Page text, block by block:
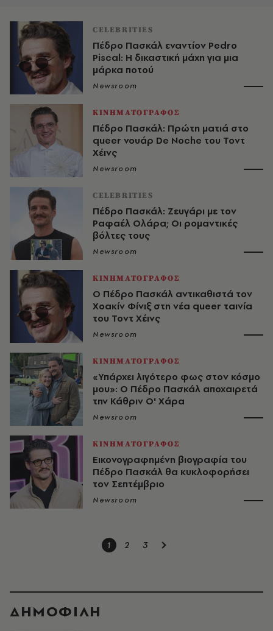
CELEBRITIES
Πέδρο Πασκάλ εναντίον Pedro
Piscal: Η δικαστική μάχη για μια
μάρκα ποτού
Newsroom
ΚΙΝΗΜΑΤΟΓΡΑΦΟΣ
Πέδρο Πασκάλ: Πρώτη ματιά στο
queer νουάρ De Noche του Τοντ
Χέινς
Newsroom
CELEBRITIES
Πέδρο Πασκάλ: Ζευγάρι με τον
Ραφαέλ Ολάρα; Οι ρομαντικές
βόλτες τους
Newsroom
ΚΙΝΗΜΑΤΟΓΡΑΦΟΣ
Ο Πέδρο Πασκάλ αντικαθιστά τον
Χοακίν Φίνιξ στη νέα queer ταινία
του Τοντ Χέινς
Newsroom
ΚΙΝΗΜΑΤΟΓΡΑΦΟΣ
«Υπάρχει λιγότερο φως στον κόσμο
μου»: Ο Πέδρο Πασκάλ αποχαιρετά
την Κάθριν Ο' Χάρα
Newsroom
ΚΙΝΗΜΑΤΟΓΡΑΦΟΣ
Εικονογραφημένη βιογραφία του
Πέδρο Πασκάλ θα κυκλοφορήσει
τον Σεπτέμβριο
Newsroom
1 2 3
ΔΗΜΟΦΙΛΗ